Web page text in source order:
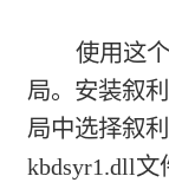
使用这
局。安装叙
局中选择叙
kbdsyr1.dll文